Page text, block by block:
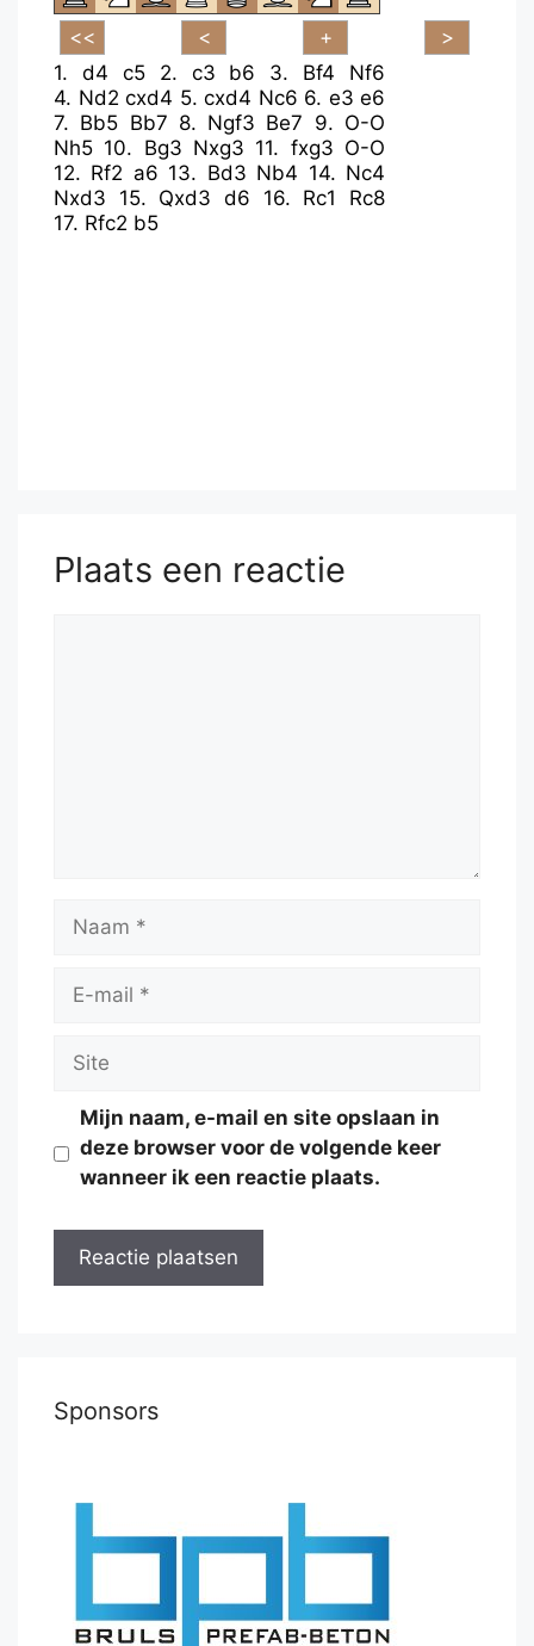
1. d4 c5 2. c3 b6 3. Bf4
Nf6
4. Nd2 cxd4 5. cxd4 Nc6 6. e3 e6
7. Bb5 Bb7 8. Ngf3 Be7 9. O-O
Nh5 10. Bg3 Nxg3 11. fxg3 O-O
12. Rf2 a6 13. Bd3 Nb4 14. Nc4
Nxd3
15. Qxd3 d6 16. Rc1
Rc8
17. Rfc2 b5
Plaats een reactie
Naam
Site
Mijn naam, e-mail en site opslaan in
deze browser voor de volgende keer
wanneer ik een reactie plaats.
Sponsors